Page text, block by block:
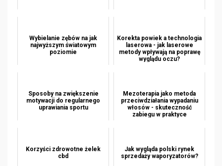
Wybielanie zębów na jak
najwyższym światowym
poziomie
Korekta powiek a technologia
laserowa - jak laserowe
metody wpływają na poprawę
wyglądu oczu?
Sposoby na zwiększenie
motywacji do regularnego
uprawiania sportu
Mezoterapia jako metoda
przeciwdziałania wypadaniu
włosów - skuteczność
zabiegu w praktyce
Korzyści zdrowotne żelek
cbd
Jak wygląda polski rynek
sprzedaży waporyzatorów?